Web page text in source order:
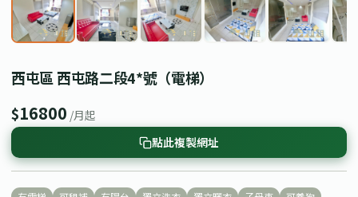
西屯區 西屯路二段4*號（電梯）
$16800 /月起
點此複製網址